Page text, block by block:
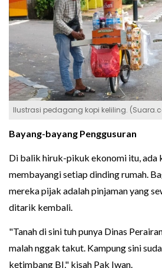
Ilustrasi pedagang kopi keliling.
Bayang-bayang Penggusuran
Di balik hiruk-pikuk ekonomi itu, ada
membayangi setiap dinding rumah.
mereka pijak adalah pinjaman yang
ditarik kembali.
"Tanah di sini tuh punya Dinas
malah nggak takut. Kampung sini
ketimbang BI," kisah Pak Iwan.